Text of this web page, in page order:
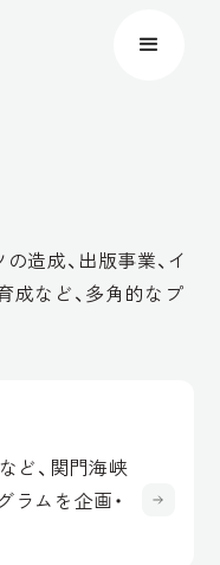
造成、出版事業、イ
成など、多角的なプ
ど、関門海峡
ラムを企画・